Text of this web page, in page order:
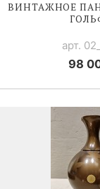
ВИНТАЖНОЕ
арт.
98